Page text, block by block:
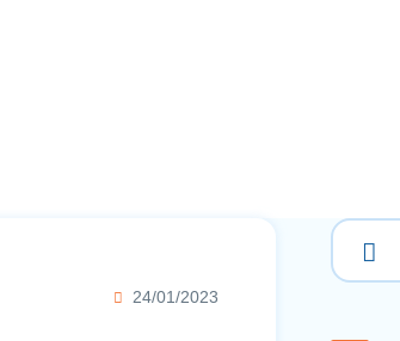
24/01/2023